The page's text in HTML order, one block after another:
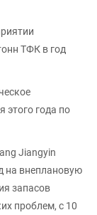
ТФК в год
этого года по
Jiangyin
на внеплановую
запасов
проблем, с 10